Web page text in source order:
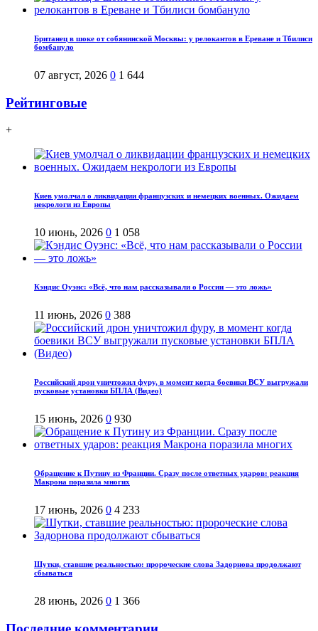
Британец в шоке от собянинской Москвы: у релокантов в Ереване и Тбилиси
бомбануло
07 август, 2026 0 1 644
Рейтинговые
+
Киев умолчал о ликвидации французских и немецких военных. Ожидаем
некрологи из Европы
10 июнь, 2026 0 1 058
Кэндис Оуэнс: «Всё, что нам рассказывали о России — это ложь»
11 июнь, 2026 0 388
Российский дрон уничтожил фуру, в момент когда боевики ВСУ выгружали
пусковые установки БПЛА (Видео)
15 июнь, 2026 0 930
Обращение к Путину из Франции. Сразу после ответных ударов: реакция
Макрона поразила многих
17 июнь, 2026 0 4 233
Шутки, ставшие реальностью: пророческие слова Задорнова продолжают
сбываться
28 июнь, 2026 0 1 366